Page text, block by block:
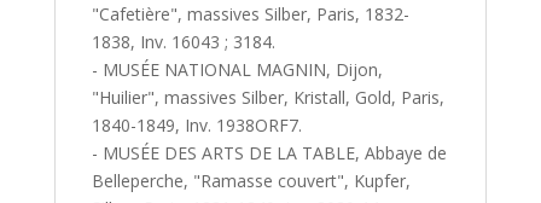
"Cafetière", massives Silber, Paris, 1832-
1838, Inv. 16043 ; 3184.
- MUSÉE NATIONAL MAGNIN, Dijon,
"Huilier", massives Silber, Kristall, Gold, Paris,
1840-1849, Inv. 1938ORF7.
- MUSÉE DES ARTS DE LA TABLE, Abbaye de
Belleperche, "Ramasse couvert", Kupfer,